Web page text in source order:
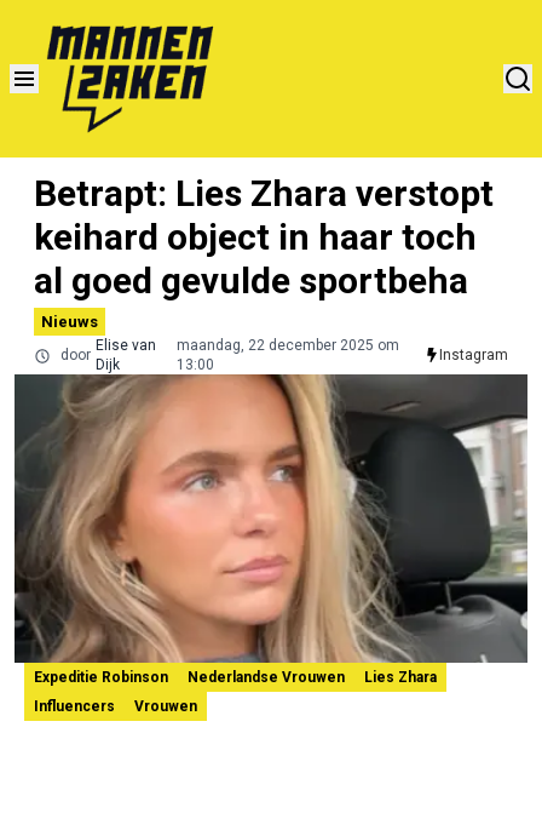
Betrapt: Lies Zhara verstopt
keihard object in haar toch
al goed gevulde sportbeha
Nieuws
door
Elise van
Dijk
maandag, 22 december 2025 om
13:00
Instagram
Expeditie Robinson Nederlandse Vrouwen
Lies Zhara
Influencers
Vrouwen